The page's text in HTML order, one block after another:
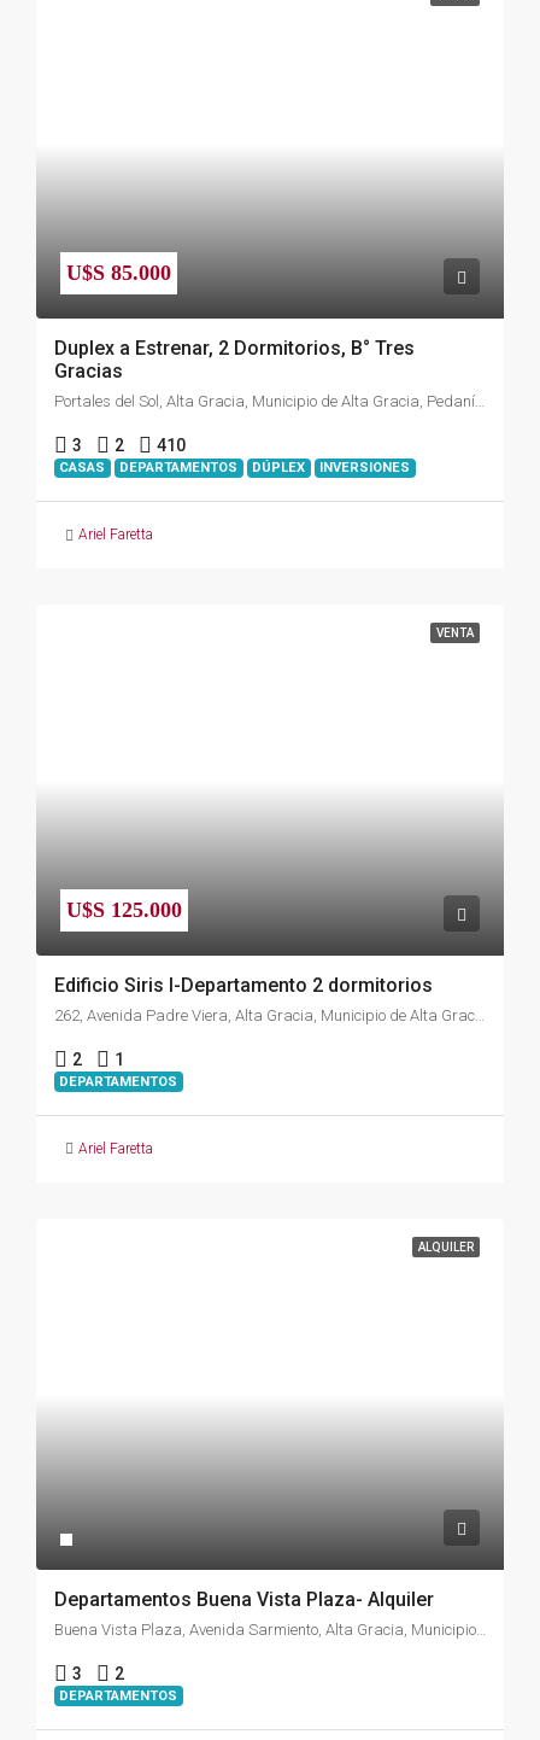
U$S 85.000
Duplex a Estrenar, 2 Dormitorios, B° Tres
Gracias
Portales del Sol, Alta Gracia, Municipio de Alta Gracia, Pedanía Alta Gracia, Departamento Santa María, Córdoba, X5186, Argentina
3 2 410
CASAS DEPARTAMENTOS DÚPLEX INVERSIONES
Ariel Faretta
VENTA
U$S 125.000
Edificio Siris I-Departamento 2 dormitorios
262, Avenida Padre Viera, Alta Gracia, Municipio de Alta Gracia, Pedanía Alta Gracia, Departamento Santa María, Córdoba, X5186, Argentina
2 1
DEPARTAMENTOS
Ariel Faretta
ALQUILER
Departamentos Buena Vista Plaza- Alquiler
3 2
DEPARTAMENTOS